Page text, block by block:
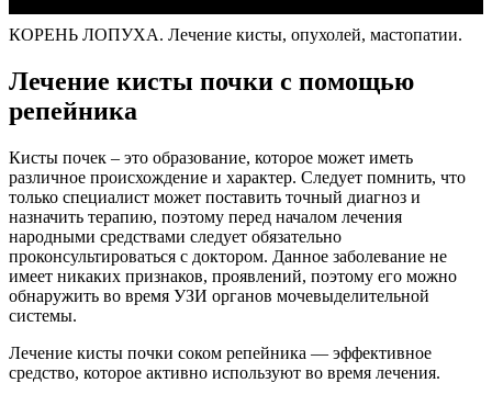
КОРЕНЬ ЛОПУХА. Лечение кисты, опухолей, мастопатии.
Лечение кисты почки с помощью
репейника
Кисты почек – это образование, которое может иметь
различное происхождение и характер. Следует помнить, что
только специалист может поставить точный диагноз и
назначить терапию, поэтому перед началом лечения
народными средствами следует обязательно
проконсультироваться с доктором. Данное заболевание не
имеет никаких признаков, проявлений, поэтому его можно
обнаружить во время УЗИ органов мочевыделительной
системы.
Лечение кисты почки соком репейника — эффективное
средство, которое активно используют во время лечения.